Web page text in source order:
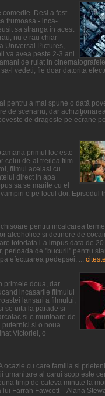
comedie. Desi a fost
frumoasa - inca-
sa stranga in acest
nu e rau chiar
Universal Pictures,
va avea peste 2-3 ani
de rulat in
l vedeti, fie doar datorita
pentru a mai spune o dată
de scenariu, dar
de dragoste pe ecrane
primul loc este
celui de-al treilea film
filmul acelasi cu
direct in apa
sa se marite cu el
e pe locul doi. Episodul
pentru incalcarea
alcoholice si detinere de
totodata i-a impus data de
perioada de "bucurii" pentru
efectuarea pedepsei. ...
primele doua, dar
incasarile filmului
lansari a filmului,
se uita la parade si
si o muritoare de
puternici si o noua
Victoriei, o
ocazie cu care familia si
umanitare al carui scop este
timp de cateva minute la
Farrah Fawcett – Alana